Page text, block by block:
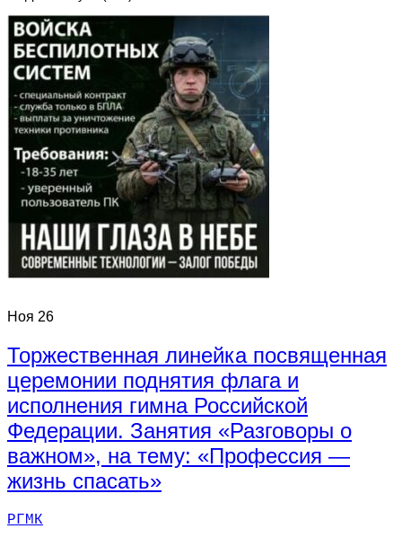
Ноя 26
Торжественная линейка посвященная
церемонии поднятия флага и
исполнения гимна Российской
Федерации. Занятия «Разговоры о
важном», на тему: «Профессия —
жизнь спасать»
РГМК